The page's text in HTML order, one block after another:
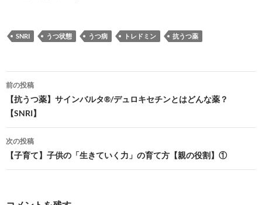
SNRI うつ状態 うつ病 トレドミン 抗うつ薬
投
稿
ナ
ビ
ゲ
前の投稿
【抗うつ薬】サインバルタ®/デュロキセチンとはどんな薬？
【SNRI】
次の投稿
【子育て】子供の「生きていく力」の育て方【親の役割】①